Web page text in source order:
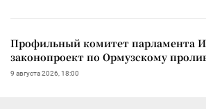
Профильный комитет парламента
законопроект по Ормузскому
9 августа 2026, 18:00